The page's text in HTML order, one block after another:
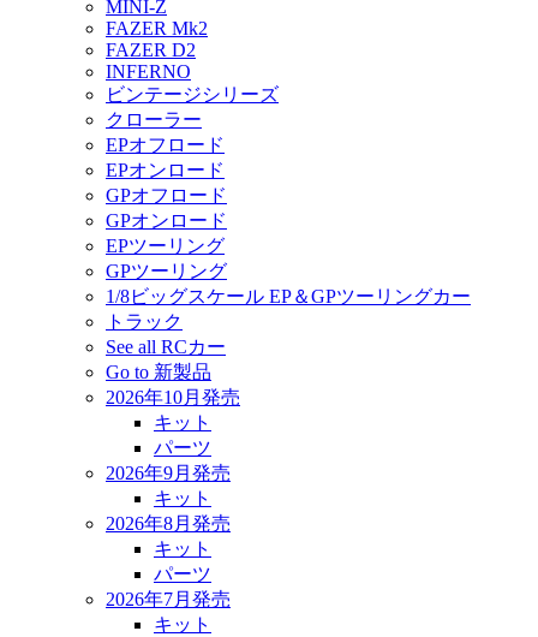
MINI-Z
FAZER Mk2
FAZER D2
INFERNO
ビンテージシリーズ
クローラー
EPオフロード
EPオンロード
GPオフロード
GPオンロード
EPツーリング
GPツーリング
1/8ビッグスケール EP＆GPツーリングカー
トラック
See all RCカー
Go to 新製品
2026年10月発売
キット
パーツ
2026年9月発売
キット
2026年8月発売
キット
パーツ
2026年7月発売
キット